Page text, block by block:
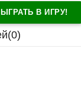
В ИГРУ!
0)